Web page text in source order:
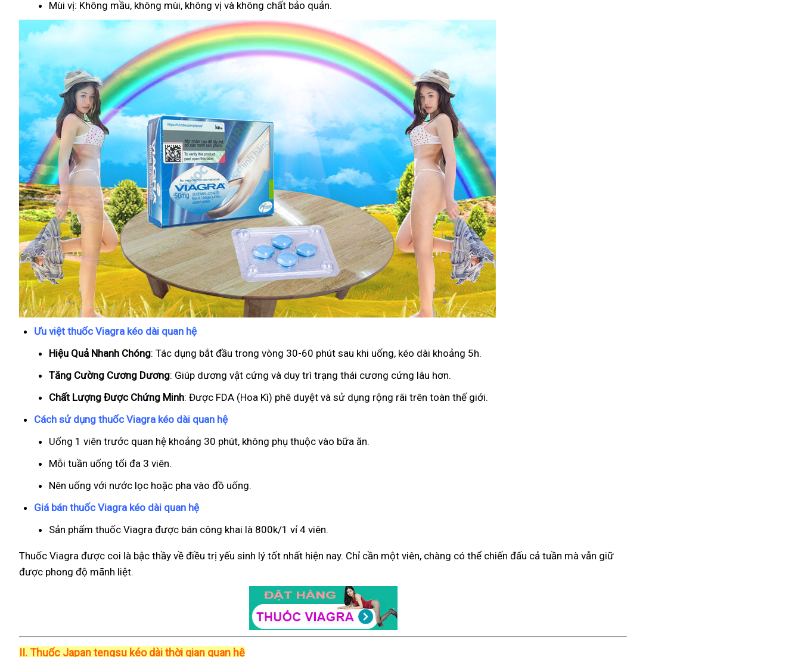
Mùi vị: Không mầu, không mùi, không vị và không chất bảo quản.
Ưu việt thuốc Viagra kéo dài quan hệ
Hiệu Quả Nhanh Chóng: Tác dụng bắt đầu trong vòng 30-60 phút sau khi uống, kéo dài khoảng 5h.
Tăng Cường Cương Dương: Giúp dương vật cứng và duy trì trạng thái cương cứng lâu hơn.
Chất Lượng Được Chứng Minh: Được FDA (Hoa Kì) phê duyệt và sử dụng rộng rãi trên toàn thế giới.
Cách sử dụng thuốc Viagra kéo dài quan hệ
Uống 1 viên trước quan hệ khoảng 30 phút, không phụ thuộc vào bữa ăn.
Mỗi tuần uống tối đa 3 viên.
Nên uống với nước lọc hoặc pha vào đồ uống.
Giá bán thuốc Viagra kéo dài quan hệ
Sản phẩm thuốc Viagra được bán công khai là 800k/1 vỉ 4 viên.
Thuốc Viagra được coi là bậc thầy về điều trị yếu sinh lý tốt nhất hiện nay. Chỉ cần một viên, chàng có thể chiến đấu cả tuần mà vẫn giữ
được phong độ mãnh liệt.
II. Thuốc Japan tengsu kéo dài thời gian quan hệ